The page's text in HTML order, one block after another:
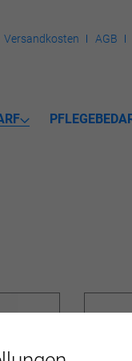
Versandkosten AGB